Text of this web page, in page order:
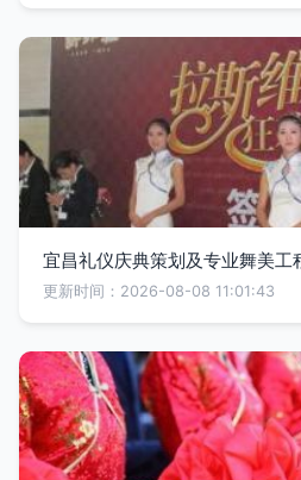
宜昌礼仪庆典策划及专业舞美工
更新时间：2026-08-08 11:01:43